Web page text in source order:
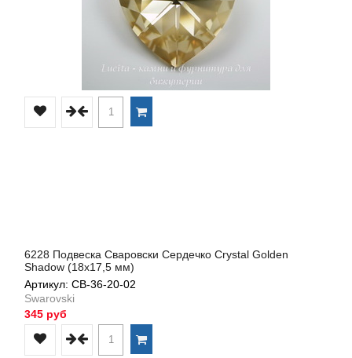
6228 Подвеска Сваровски Сердечко Crystal Golden
Shadow (18х17,5 мм)
Артикул: СВ-36-20-02
Swarovski
345 руб